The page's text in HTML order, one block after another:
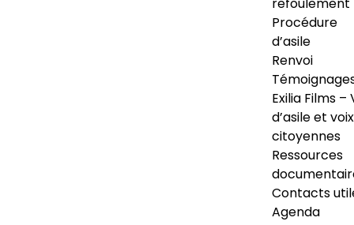
Procédure
d’asile
Renvoi
Exilia Films –
d’asile et voix
citoyennes
Ressources
Contacts
Agenda